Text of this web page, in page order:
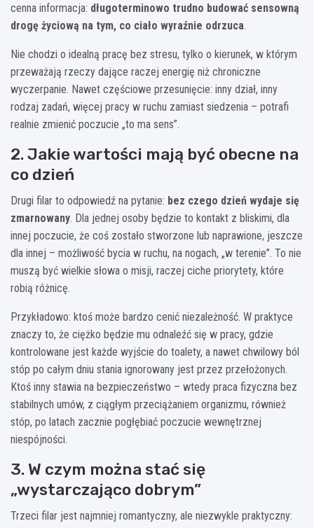
cenna informacja: długoterminowo trudno budować sensowną
drogę życiową na tym, co ciało wyraźnie odrzuca.
Nie chodzi o idealną pracę bez stresu, tylko o kierunek, w którym
przeważają rzeczy dające raczej energię niż chroniczne
wyczerpanie. Nawet częściowe przesunięcie: inny dział, inny
rodzaj zadań, więcej pracy w ruchu zamiast siedzenia – potrafi
realnie zmienić poczucie „to ma sens”.
2. Jakie wartości mają być obecne na
co dzień
Drugi filar to odpowiedź na pytanie: bez czego dzień wydaje się
zmarnowany. Dla jednej osoby będzie to kontakt z bliskimi, dla
innej poczucie, że coś zostało stworzone lub naprawione, jeszcze
dla innej – możliwość bycia w ruchu, na nogach, „w terenie”. To nie
muszą być wielkie słowa o misji, raczej ciche priorytety, które
robią różnicę.
Przykładowo: ktoś może bardzo cenić niezależność. W praktyce
znaczy to, że ciężko będzie mu odnaleźć się w pracy, gdzie
kontrolowane jest każde wyjście do toalety, a nawet chwilowy ból
stóp po całym dniu stania ignorowany jest przez przełożonych.
Ktoś inny stawia na bezpieczeństwo – wtedy praca fizyczna bez
stabilnych umów, z ciągłym przeciążaniem organizmu, również
stóp, po latach zacznie pogłębiać poczucie wewnętrznej
niespójności.
3. W czym można stać się
„wystarczająco dobrym”
Trzeci filar jest najmniej romantyczny, ale niezwykle praktyczny: